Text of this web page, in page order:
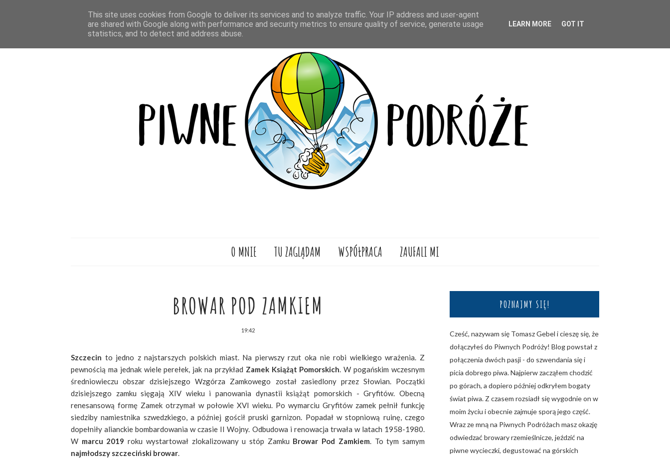
BLOG PODRÓŻE GÓRY BROWARY LOKALE BEER CUP WIELOPAKI
O MNIE TU ZAGLĄDAM WSPÓŁPRACA ZAUFALI MI
BROWAR POD ZAMKIEM
19:42
Szczecin to jedno z najstarszych polskich miast. Na pierwszy rzut oka nie robi wielkiego wrażenia. Z
pewnością ma jednak wiele perełek, jak na przykład Zamek Książąt Pomorskich. W pogańskim wczesnym
średniowieczu obszar dzisiejszego Wzgórza Zamkowego został zasiedlony przez Słowian. Początki
dzisiejszego zamku sięgają XIV wieku i panowania dynastii książąt pomorskich - Gryfitów. Obecną
renesansową formę Zamek otrzymał w połowie XVI wieku. Po wymarciu Gryfitów zamek pełnił funkcję
siedziby namiestnika szwedzkiego, a później gościł pruski garnizon. Popadał w stopniową ruinę, czego
dopełniły alianckie bombardowania w czasie II Wojny. Odbudowa i renowacja trwała w latach 1958-1980.
W marcu 2019 roku wystartował zlokalizowany u stóp Zamku Browar Pod Zamkiem. To tym samym
najmłodszy szczeciński browar.
POZNAJMY SIĘ!
Cześć, nazywam się Tomasz Gebel i cieszę się, że
dołączyłeś do Piwnych Podróży! Blog powstał z
połączenia dwóch pasji - do szwendania się i
picia dobrego piwa. Najpierw zacząłem chodzić
po górach, a dopiero później odkryłem bogaty
świat piwa. Z czasem rozsiadł się wygodnie on w
moim życiu i obecnie zajmuje sporą jego część.
Wraz ze mną na Piwnych Podróżach masz okazję
odwiedzać browary rzemieślnicze, jeździć na
piwne wycieczki, degustować na górskich
This site uses cookies from Google to deliver its services and to analyze traffic. Your IP address and user-agent
are shared with Google along with performance and security metrics to ensure quality of service, generate usage
statistics, and to detect and address abuse.
LEARN MORE GOT IT